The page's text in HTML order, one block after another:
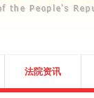
法院资讯